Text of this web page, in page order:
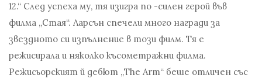
12.“ След успеха му, тя изигра по -силен герой във
филма „Стая“. Ларсън спечели много награди за
звездното си изпълнение в този филм. Тя е
режисирала и няколко късометражни филма.
Режисьорският й дебют „The Arm“ беше отличен със